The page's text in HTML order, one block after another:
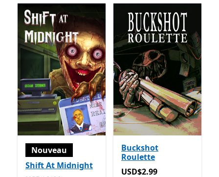
Nouveau
Shift At Midnight
Buckshot
Roulette
USD$2.99
USD$2.99